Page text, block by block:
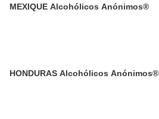
MEXIQUE Alcohólicos Anónimos®
HONDURAS Alcohólicos Anónimos®